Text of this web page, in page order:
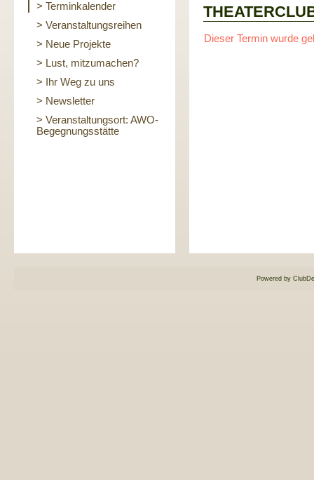
> Terminkalender
> Veranstaltungsreihen
> Neue Projekte
> Lust, mitzumachen?
> Ihr Weg zu uns
> Newsletter
> Veranstaltungsort: AWO-
Begegnungsstätte
Dieser Termin wurde
Powered by